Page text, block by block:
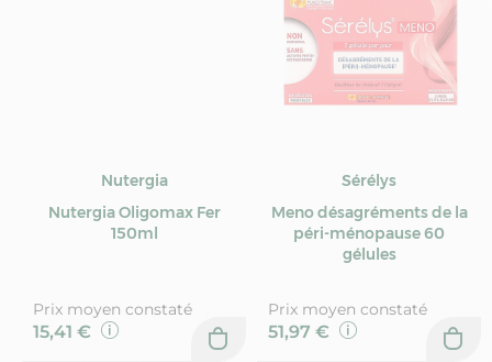
Nutergia
Nutergia Oligomax Fer
150ml
Prix moyen constaté
15,41 €
Sérélys
Meno désagréments de la
péri-ménopause 60
gélules
Prix moyen constaté
51,97 €